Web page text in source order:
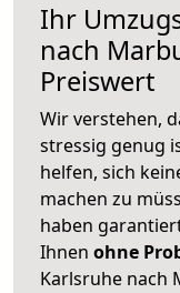
Ihr
nach
Preiswert
Wir verstehen,
stressig genug
helfen, sich
machen zu
haben
Ihnen ohne
Karlsruhe nach